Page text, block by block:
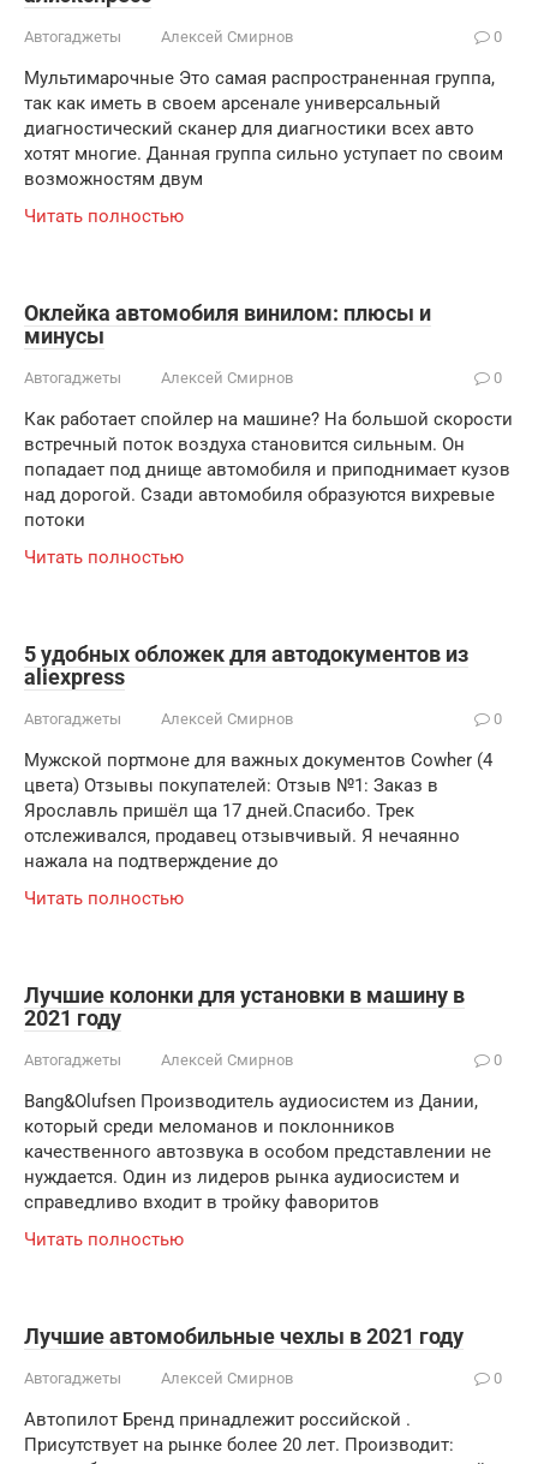
Автогаджеты Алексей Смирнов 0
Мультимарочные Это самая распространенная группа,
так как иметь в своем арсенале универсальный
диагностический сканер для диагностики всех авто
хотят многие. Данная группа сильно уступает по своим
возможностям двум
Читать полностью
Оклейка автомобиля винилом: плюсы и
минусы
Автогаджеты Алексей Смирнов 0
Как работает спойлер на машине? На большой скорости
встречный поток воздуха становится сильным. Он
попадает под днище автомобиля и приподнимает кузов
над дорогой. Сзади автомобиля образуются вихревые
потоки
Читать полностью
5 удобных обложек для автодокументов из
aliexpress
Автогаджеты Алексей Смирнов 0
Мужской портмоне для важных документов Cowher (4
цвета) Отзывы покупателей: Отзыв №1: Заказ в
Ярославль пришёл ща 17 дней.Спасибо. Трек
отслеживался, продавец отзывчивый. Я нечаянно
нажала на подтверждение до
Читать полностью
Лучшие колонки для установки в машину в
2021 году
Автогаджеты Алексей Смирнов 0
Bang&Olufsen Производитель аудиосистем из Дании,
который среди меломанов и поклонников
качественного автозвука в особом представлении не
нуждается. Один из лидеров рынка аудиосистем и
справедливо входит в тройку фаворитов
Читать полностью
Лучшие автомобильные чехлы в 2021 году
Автогаджеты Алексей Смирнов 0
Автопилот Бренд принадлежит российской .
Присутствует на рынке более 20 лет. Производит: